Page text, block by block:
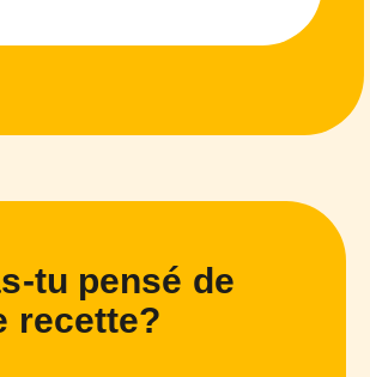
tu pensé de
recette?